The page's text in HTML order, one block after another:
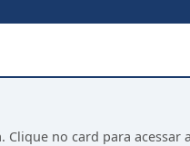
Clique no card para